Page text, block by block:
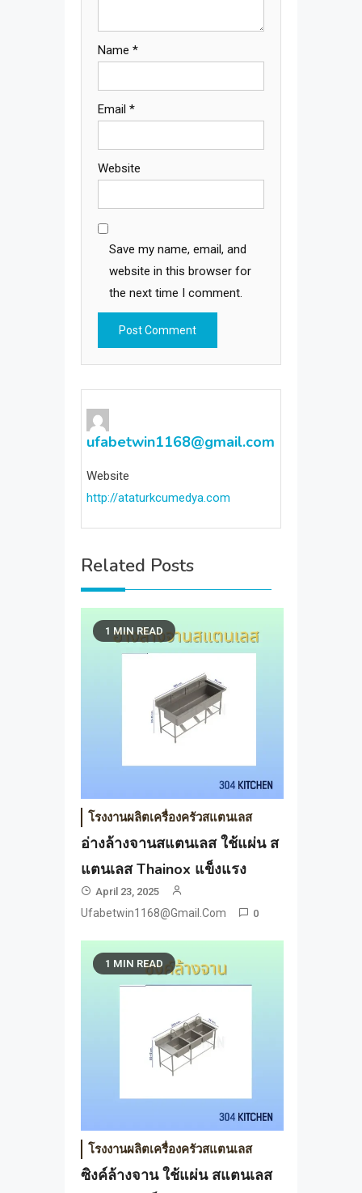
Name *
Email *
Website
Save my name, email, and
website in this browser for
the next time I comment.
ufabetwin1168@gmail.com
Website
http://ataturkcumedya.com
Related Posts
1 MIN READ
โรงงานผลิตเครื่องครัวสแตนเลส
อ่างล้างจานสแตนเลส ใช้แผ่น ส
แตนเลส Thainox แข็งแรง
April 23, 2025
Ufabetwin1168@gmail.com 0
1 MIN READ
โรงงานผลิตเครื่องครัวสแตนเลส
ซิงค์ล้างจาน ใช้แผ่น สแตนเลส